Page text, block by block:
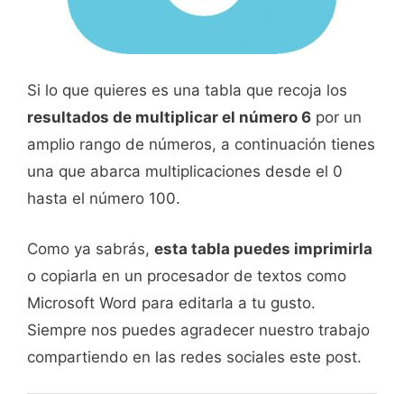
Si lo que quieres es una tabla que recoja los
resultados de multiplicar el número 6 por un
amplio rango de números, a continuación tienes
una que abarca multiplicaciones desde el 0
hasta el número 100.
Como ya sabrás, esta tabla puedes imprimirla
o copiarla en un procesador de textos como
Microsoft Word para editarla a tu gusto.
Siempre nos puedes agradecer nuestro trabajo
compartiendo en las redes sociales este post.